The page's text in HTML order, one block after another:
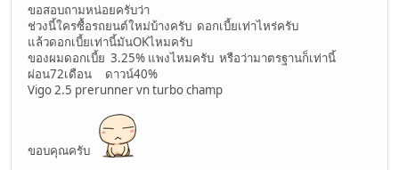
ขอสอบถามหน่อยครับว่า
ช่วงนี้ใครซื้อรถยนต์ใหม่บ้างครับ ดอกเบี้ยเท่าไหร่ครับ
แล้วดอกเบี้ยเท่านี้มันOKไหมครับ
ของผมดอกเบี้ย 3.25% แพงไหมครับ หรือว่ามาตรฐานก็เท่านี้
ผ่อน72เดือน ดาวน์40%
Vigo 2.5 prerunner vn turbo champ
ขอบคุณครับ